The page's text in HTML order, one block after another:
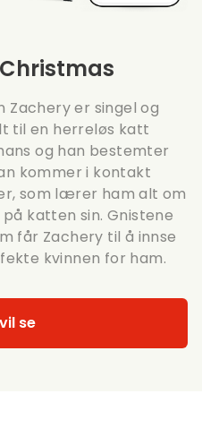
Zachery er singel og
til en herreløs katt
og han bestemter
kommer i kontakt
som lærer ham alt om
katten sin. Gnistene
får Zachery til å innse
kvinnen for ham.
se